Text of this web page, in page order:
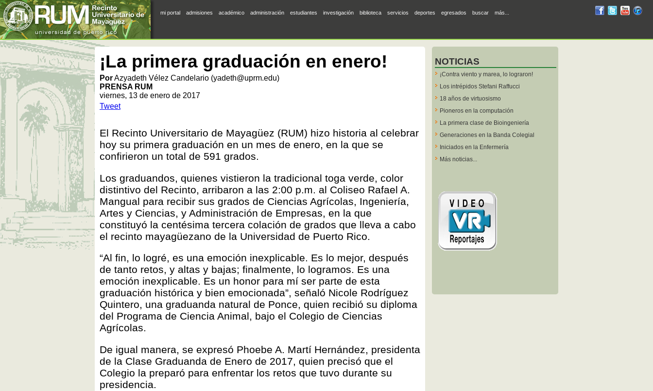
mi portal admisiones académico administración estudiantes investigación biblioteca servicios deportes egresados buscar más...
RUMRUMRUM
¡La primera graduación en enero!
PorAzyadeth Vélez Candelario (yadeth@uprm.edu)
PRENSA RUM
viernes, 13 de enero de 2017
Tweet
El Recinto Universitario de Mayagüez (RUM) hizo historia al celebrar
hoy su primera graduación en un mes de enero, en la que se
confirieron un total de 591 grados.
Los graduandos, quienes vistieron la tradicional toga verde, color
distintivo del Recinto, arribaron a las 2:00 p.m. al Coliseo Rafael A.
Mangual para recibir sus grados de Ciencias Agrícolas, Ingeniería,
Artes y Ciencias, y Administración de Empresas, en la que
constituyó la centésima tercera colación de grados que lleva a cabo
el recinto mayagüezano de la Universidad de Puerto Rico.
“Al fin, lo logré, es una emoción inexplicable. Es lo mejor, después
de tanto retos, y altas y bajas; finalmente, lo logramos. Es una
emoción inexplicable. Es un honor para mí ser parte de esta
graduación histórica y bien emocionada”, señaló Nicole Rodríguez
Quintero, una graduanda natural de Ponce, quien recibió su diploma
del Programa de Ciencia Animal, bajo el Colegio de Ciencias
Agrícolas.
De igual manera, se expresó Phoebe A. Martí Hernández, presidenta
de la Clase Graduanda de Enero de 2017, quien precisó que el
Colegio la preparó para enfrentar los retos que tuvo durante su
presidencia.
NOTICIAS
¡Contra viento y marea, lo lograron!
Los intrépidos Stefani Raffucci
18 años de virtuosismo
Pioneros en la computación
La primera clase de Bioingeniería
Generaciones en la Banda Colegial
Iniciados en la Enfermería
Más noticias...